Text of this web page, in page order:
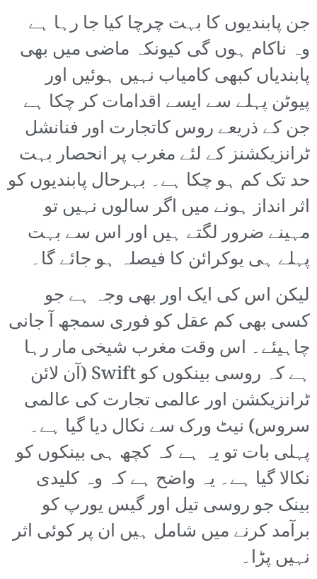
جن پابندیوں کا بہت چرچا کیا جا رہا ہے
وہ ناکام ہوں گی کیونکہ ماضی میں بھی
پابندیاں کبھی کامیاب نہیں ہوئیں اور
پیوٹن پہلے سے ایسے اقدامات کر چکا ہے
جن کے ذریعے روس کاتجارت اور فنانشل
ٹرانزیکشنز کے لئے مغرب پر انحصار بہت
حد تک کم ہو چکا ہے۔ بہرحال پابندیوں کو
اثر انداز ہونے میں اگر سالوں نہیں تو
مہینے ضرور لگتے ہیں اور اس سے بہت
پہلے ہی یوکرائن کا فیصلہ ہو جائے گا۔
لیکن اس کی ایک اور بھی وجہ ہے جو
کسی بھی کم عقل کو فوری سمجھ آ جانی
چاہیئے۔ اس وقت مغرب شیخی مار رہا
ہے کہ روسی بینکوں کو Swift (آن لائن
ٹرانزیکشن اور عالمی تجارت کی عالمی
سروس) نیٹ ورک سے نکال دیا گیا ہے۔
پہلی بات تو یہ ہے کہ کچھ ہی بینکوں کو
نکالا گیا ہے۔ یہ واضح ہے کہ وہ کلیدی
بینک جو روسی تیل اور گیس یورپ کو
برآمد کرنے میں شامل ہیں ان پر کوئی اثر
نہیں پڑا۔